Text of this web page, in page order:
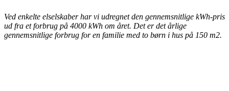
Ved enkelte elselskaber har vi udregnet den gennemsnitlige kWh-pris
ud fra et forbrug på 4000 kWh om året. Det er det årlige
gennemsnitlige forbrug for en familie med to børn i hus på 150 m2.